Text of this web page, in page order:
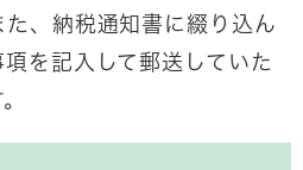
、納税通知書に綴り込ん
を記入して郵送していた